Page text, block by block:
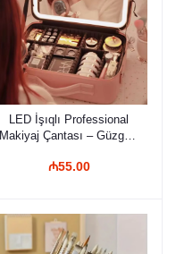
LED İşıqlı Professional
Makiyaj Çantası – Güzgülü
Kosmetik Orqanayzer
₼55.00